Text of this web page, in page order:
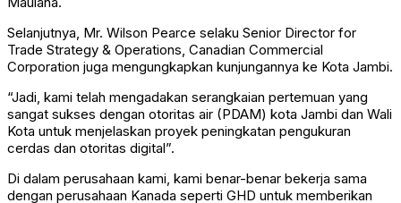
Selanjutnya, Mr. Wilson Pearce selaku Senior Director for
Trade Strategy & Operations, Canadian Commercial
Corporation juga mengungkapkan kunjungannya ke Kota Jambi.
“Jadi, kami telah mengadakan serangkaian pertemuan yang
sangat sukses dengan otoritas air (PDAM) kota Jambi dan Wali
Kota untuk menjelaskan proyek peningkatan pengukuran
cerdas dan otoritas digital”.
Di dalam perusahaan kami, kami benar-benar bekerja sama
dengan perusahaan Kanada seperti GHD untuk memberikan